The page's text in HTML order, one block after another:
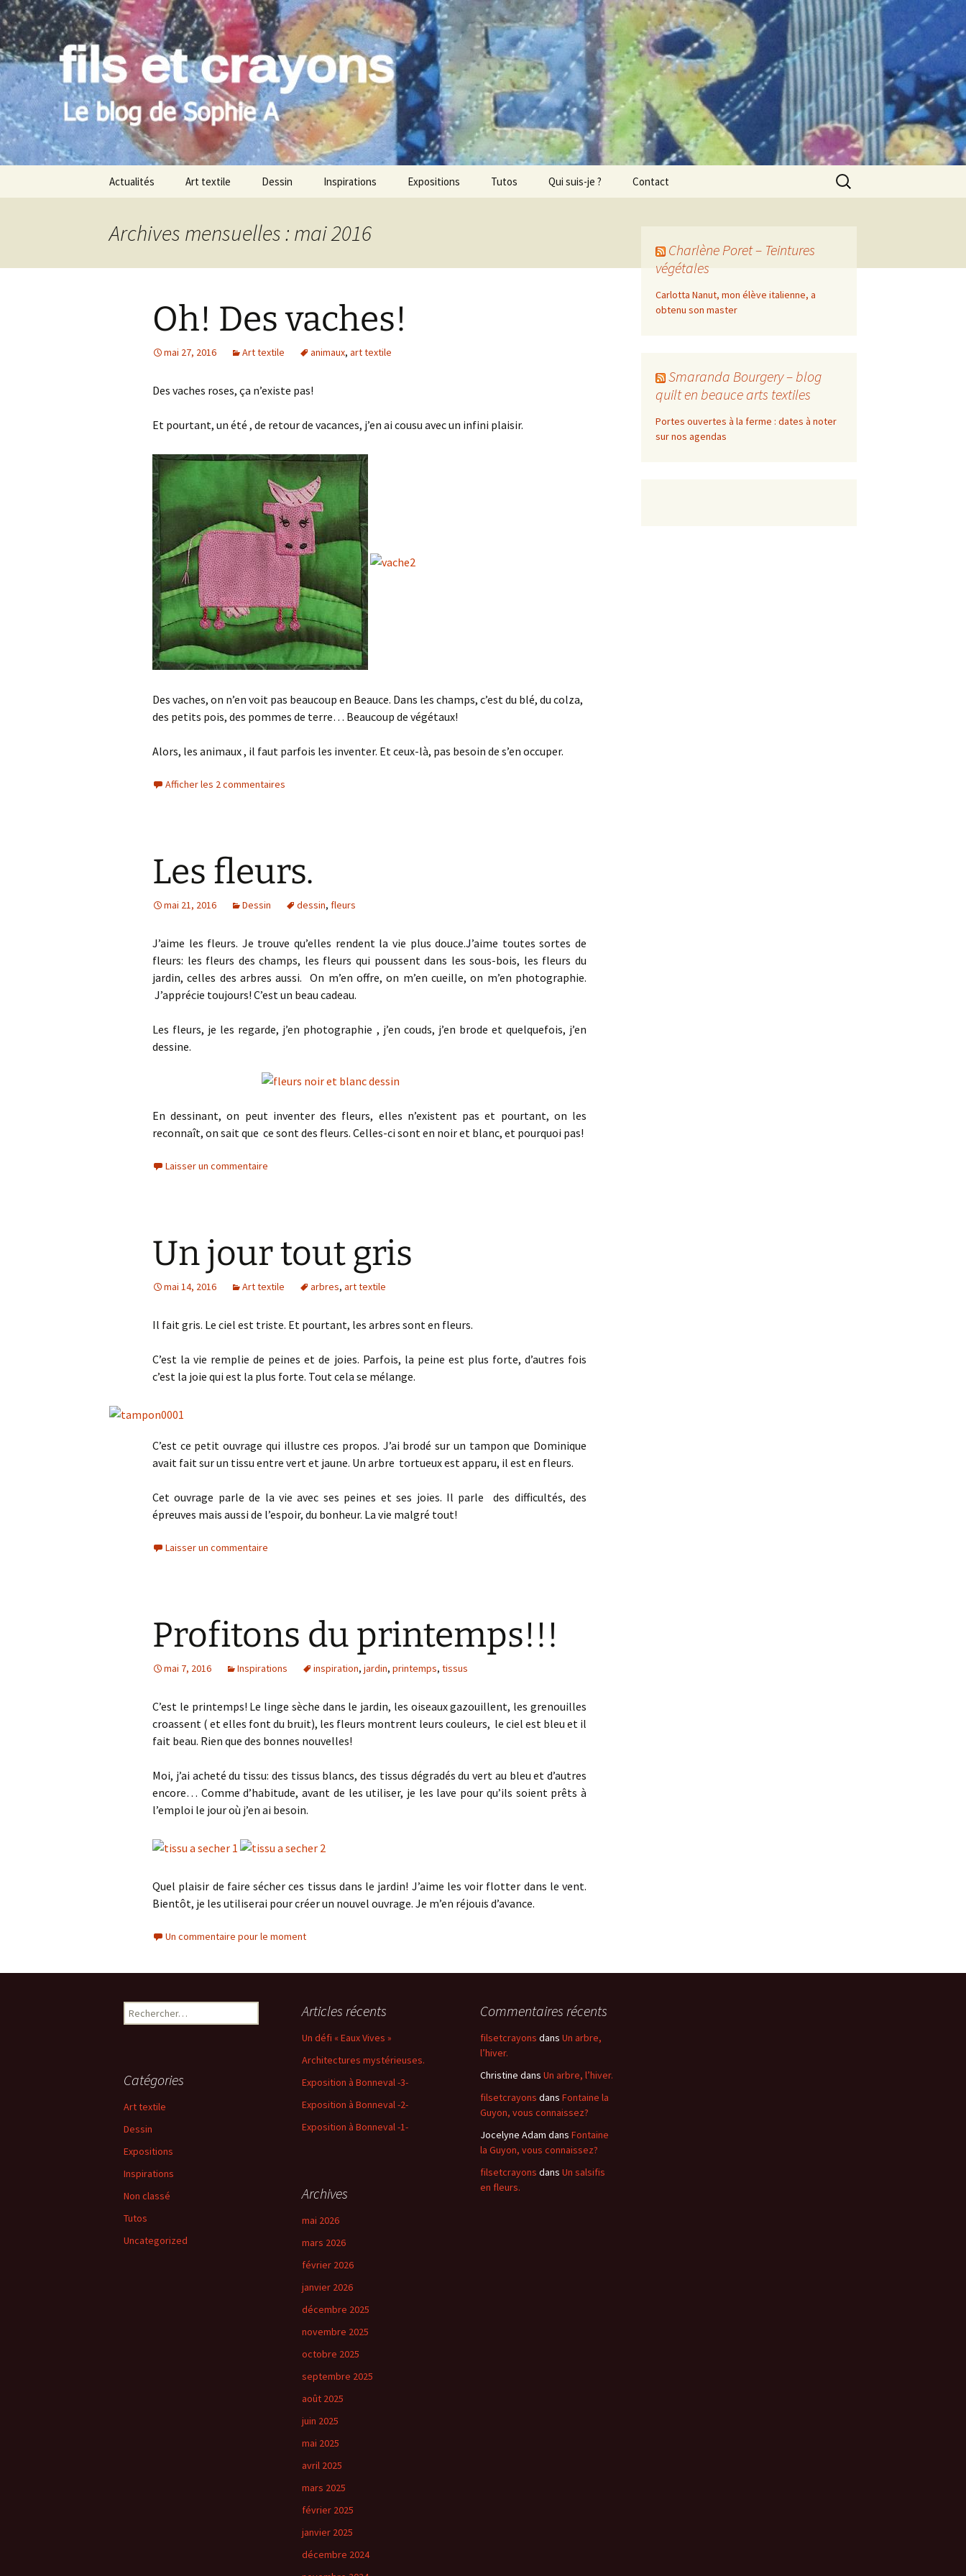
Aller
au
contenu
filsetcrayons
Le blog de Sophie A
Actualités Art textile Dessin Inspirations Expositions Tutos Qui suis-je ? Contact
Rechercher :
Archives mensuelles : mai 2016
Oh! Des vaches!
mai 27, 2016 Art textile animaux, art textile
Des vaches roses, ça n’existe pas!
Et pourtant, un été , de retour de vacances, j’en ai cousu avec un infini plaisir.
Des vaches, on n’en voit pas beaucoup en Beauce. Dans les champs, c’est du blé, du colza,
des petits pois, des pommes de terre… Beaucoup de végétaux!
Alors, les animaux , il faut parfois les inventer. Et ceux-là, pas besoin de s’en occuper.
Afficher les 2 commentaires
Les fleurs.
mai 21, 2016 Dessin dessin, fleurs
J’aime les fleurs. Je trouve qu’elles rendent la vie plus douce.J’aime toutes sortes de
fleurs: les fleurs des champs, les fleurs qui poussent dans les sous-bois, les fleurs du
jardin, celles des arbres aussi. On m’en offre, on m’en cueille, on m’en photographie.
J’apprécie toujours! C’est un beau cadeau.
Les fleurs, je les regarde, j’en photographie , j’en couds, j’en brode et quelquefois, j’en
dessine.
En dessinant, on peut inventer des fleurs, elles n’existent pas et pourtant, on les
reconnaît, on sait que ce sont des fleurs. Celles-ci sont en noir et blanc, et pourquoi pas!
Laisser un commentaire
Un jour tout gris
mai 14, 2016 Art textile arbres, art textile
Il fait gris. Le ciel est triste. Et pourtant, les arbres sont en fleurs.
C’est la vie remplie de peines et de joies. Parfois, la peine est plus forte, d’autres fois
c’est la joie qui est la plus forte. Tout cela se mélange.
C’est ce petit ouvrage qui illustre ces propos. J’ai brodé sur un tampon que Dominique
avait fait sur un tissu entre vert et jaune. Un arbre tortueux est apparu, il est en fleurs.
Cet ouvrage parle de la vie avec ses peines et ses joies. Il parle des difficultés, des
épreuves mais aussi de l’espoir, du bonheur. La vie malgré tout!
Laisser un commentaire
Profitons du printemps!!!
mai 7, 2016 Inspirations inspiration, jardin, printemps, tissus
C’est le printemps! Le linge sèche dans le jardin, les oiseaux gazouillent, les grenouilles
croassent ( et elles font du bruit), les fleurs montrent leurs couleurs, le ciel est bleu et il
fait beau. Rien que des bonnes nouvelles!
Moi, j’ai acheté du tissu: des tissus blancs, des tissus dégradés du vert au bleu et d’autres
encore… Comme d’habitude, avant de les utiliser, je les lave pour qu’ils soient prêts à
l’emploi le jour où j’en ai besoin.
Quel plaisir de faire sécher ces tissus dans le jardin! J’aime les voir flotter dans le vent.
Bientôt, je les utiliserai pour créer un nouvel ouvrage. Je m’en réjouis d’avance.
Un commentaire pour le moment
Charlène Poret – Teintures
végétales
Carlotta Nanut, mon élève italienne, a
obtenu son master
Smaranda Bourgery – blog
quilt en beauce arts textiles
Portes ouvertes à la ferme : dates à noter
sur nos agendas
Rechercher : Articles récents
Un défi « Eaux Vives »
Architectures mystérieuses.
Exposition à Bonneval -3-
Exposition à Bonneval -2-
Exposition à Bonneval -1-
Commentaires récents
filsetcrayons dans Un arbre,
l’hiver.
Christine dans Un arbre, l’hiver.
filsetcrayons dans Fontaine la
Guyon, vous connaissez?
Jocelyne Adam dans Fontaine
la Guyon, vous connaissez?
filsetcrayons dans Un salsifis
en fleurs.
Catégories
Art textile
Dessin
Expositions
Inspirations
Non classé
Tutos
Uncategorized
Archives
mai 2026
mars 2026
février 2026
janvier 2026
décembre 2025
novembre 2025
octobre 2025
septembre 2025
août 2025
juin 2025
mai 2025
avril 2025
mars 2025
février 2025
janvier 2025
décembre 2024